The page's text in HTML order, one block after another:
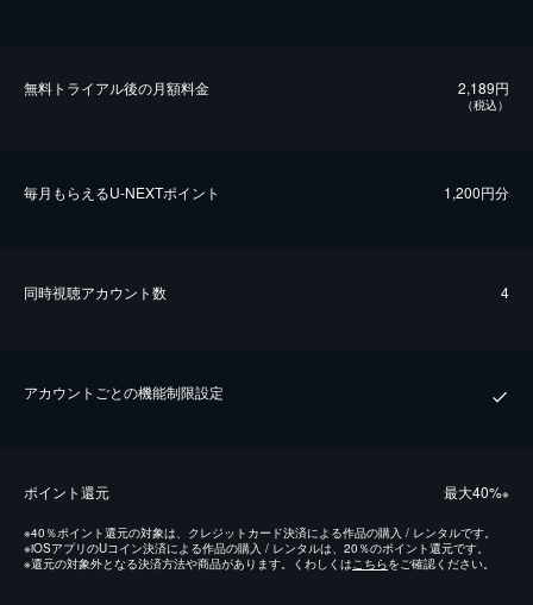
無料トライアル後の⽉額料金 2,189円
（税込）
毎⽉もらえるU-NEXTポイント 1,200円分
同時視聴アカウント数 4
アカウントごとの機能制限設定
ポイント還元 最⼤40%※
※40％ポイント還元の対象は、クレジットカード決済による作品の購入 / レンタルです。
※iOSアプリのUコイン決済による作品の購入 / レンタルは、20％のポイント還元です。
※還元の対象外となる決済方法や商品があります。くわしくはこちらをご確認ください。